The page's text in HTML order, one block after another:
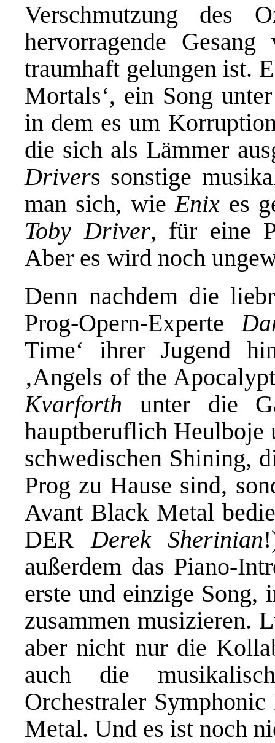
Verschmutzung des
hervorragende
traumhaft gelungen ist.
Mortals‘, ein Song
in dem es um
die sich als Lämmer
Drivers sonstige
man sich, wieEnix es
Toby Driver, für eine
Aber es wird noch
Denn nachdem die
Prog-Opern-Experte
Time‘ ihrer Jugend
‚Angels of the
Kvarforth unter die
hauptberuflich Heulboje
schwedischen Shining,
Prog zu Hause sind,
Avant Black Metal
DER Derek Sherinian
außerdem das Piano-
erste und einzige Song,
zusammen musizieren.
aber nicht nur die
auch die
Orchestraler
Metal. Und es ist noch